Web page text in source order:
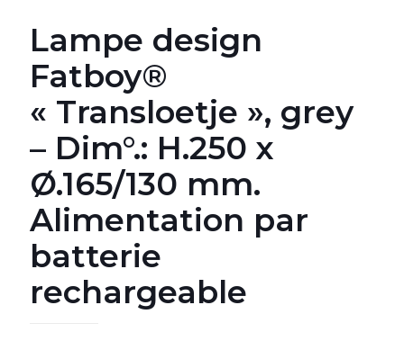
Lampe design
Fatboy®
« Transloetje », grey
– Dim°.: H.250 x
Ø.165/130 mm.
Alimentation par
batterie
rechargeable